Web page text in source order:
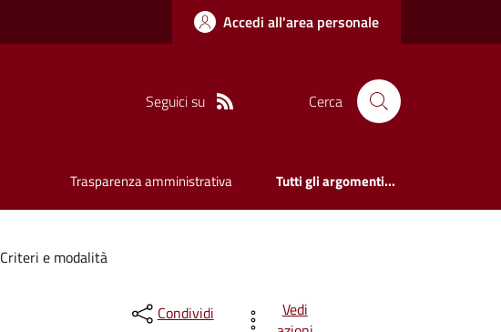
Accedi all'area personale
Seguici su Cerca
Trasparenza amministrativa Tutti gli argomenti...
Criteri e modalità
Condividi
Vedi